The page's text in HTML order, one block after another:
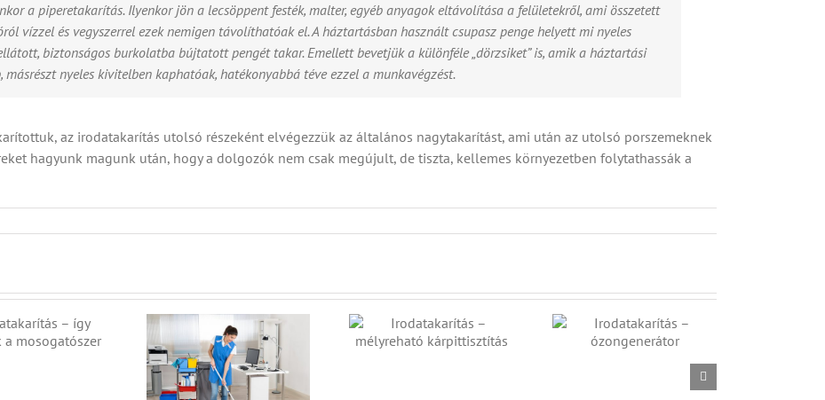
a piperetakarítás. Ilyenkor jön a lecsöppent festék, malter, egyéb anyagok eltávolítása a felületekről, ami összetett
vízzel és vegyszerrel ezek nemigen távolíthatóak el. A háztartásban használt csupasz penge helyett mi nyeles
biztonságos burkolatba bújtatott pengét takar. Emellett bevetjük a különféle „dörzsiket” is, amik a háztartási
nyeles kivitelben kaphatóak, hatékonyabbá téve ezzel a munkavégzést.
az irodatakarítás utolsó részeként elvégezzük az általános nagytakarítást, ami után az utolsó porszemeknek
hagyunk magunk után, hogy a dolgozók nem csak megújult, de tiszta, kellemes környezetben folytathassák a
IRODATAKARÍTÁS –
MÉLYREHATÓ
KÁRPITTISZTÍTÁS
IRODATAKARÍTÁS –